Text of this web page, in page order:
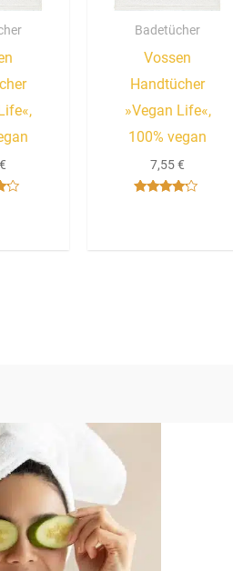
€
Badetücher
Vossen
Handtücher
»Vegan Life«,
100% vegan
7,55€